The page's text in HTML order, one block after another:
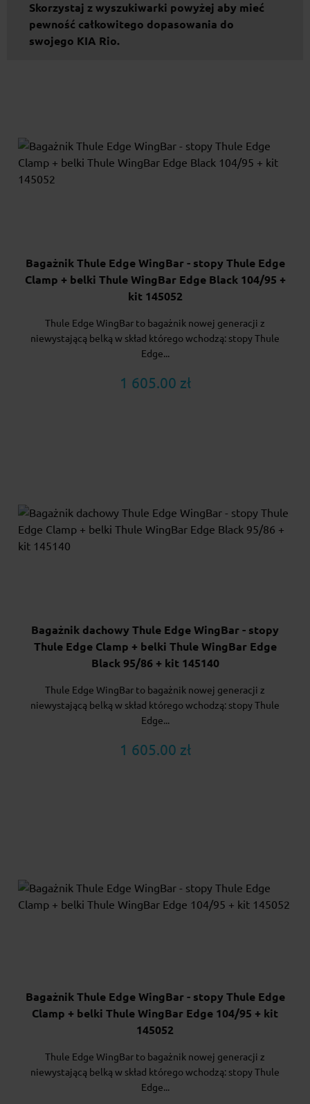
Skorzystaj z wyszukiwarki powyżej aby mieć
pewność całkowitego dopasowania do
swojego KIA Rio.
Bagażnik Thule Edge WingBar - stopy Thule Edge
Clamp + belki Thule WingBar Edge Black 104/95 +
kit 145052
Thule Edge WingBar to bagażnik nowej generacji z
niewystającą belką w skład którego wchodzą: stopy Thule
Edge...
1 605.00 zł
Bagażnik dachowy Thule Edge WingBar - stopy
Thule Edge Clamp + belki Thule WingBar Edge
Black 95/86 + kit 145140
Thule Edge WingBar to bagażnik nowej generacji z
niewystającą belką w skład którego wchodzą: stopy Thule
Edge...
1 605.00 zł
Bagażnik Thule Edge WingBar - stopy Thule Edge
Clamp + belki Thule WingBar Edge 104/95 + kit
145052
Thule Edge WingBar to bagażnik nowej generacji z
niewystającą belką w skład którego wchodzą: stopy Thule
Edge...